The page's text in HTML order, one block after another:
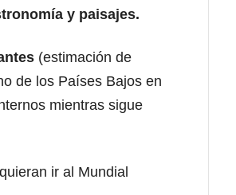
y paisajes.
(estimación de
de los Países Bajos en
mientras sigue
ir al Mundial